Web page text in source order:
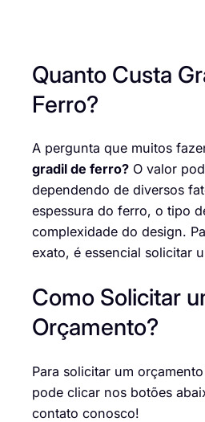
Quanto Custa
Ferro?
A pergunta que muitos
gradil de ferro? O valor
dependendo de diversos
espessura do ferro, o tipo
complexidade do design.
exato, é essencial solicitar
Como Solicitar
Orçamento?
Para solicitar um
pode clicar nos botões
contato conosco!